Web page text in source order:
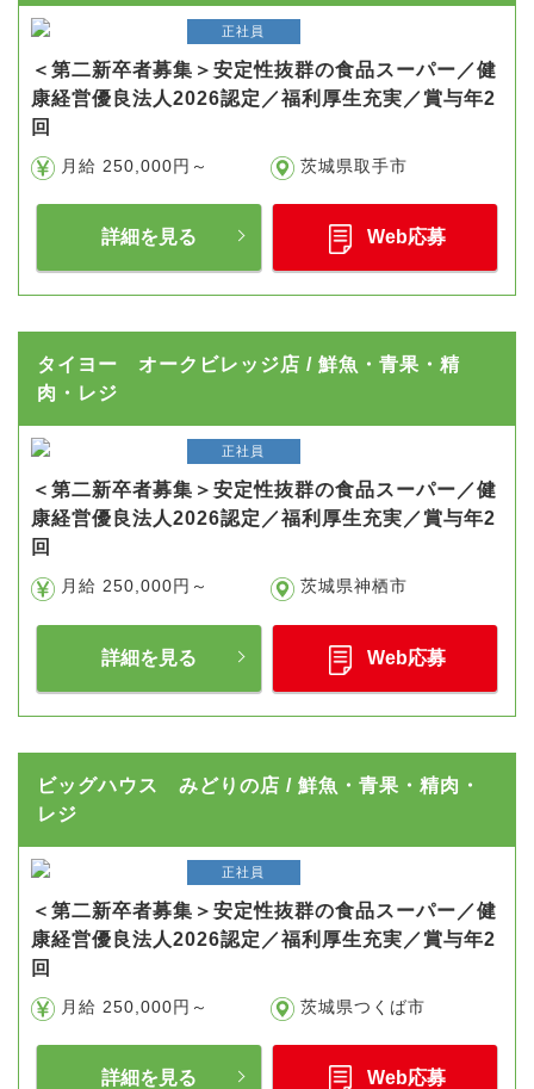
正社員
＜第二新卒者募集＞安定性抜群の食品スーパー／健
康経営優良法人2026認定／福利厚生充実／賞与年2
回
月給 250,000円～ 茨城県取手市
詳細を見る Web応募
タイヨー オークビレッジ店 / 鮮魚・青果・精
肉・レジ
正社員
＜第二新卒者募集＞安定性抜群の食品スーパー／健
康経営優良法人2026認定／福利厚生充実／賞与年2
回
月給 250,000円～ 茨城県神栖市
詳細を見る Web応募
ビッグハウス みどりの店 / 鮮魚・青果・精肉・
レジ
正社員
＜第二新卒者募集＞安定性抜群の食品スーパー／健
康経営優良法人2026認定／福利厚生充実／賞与年2
回
月給 250,000円～ 茨城県つくば市
詳細を見る Web応募